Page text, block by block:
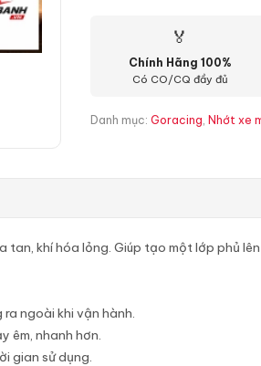
🏅
Chính Hãng 100%
Có CO/CQ đầy đủ
Danh mục: Goracing, Nhớt xe
khí hóa lỏng. Giúp tạo một lớp phủ
ngoài khi vận hành.
êm, nhanh hơn.
gian sử dụng.